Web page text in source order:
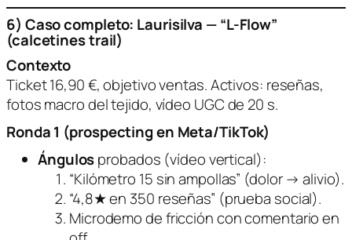
6) Caso completo: Laurisilva — “L-Flow”
(calcetines trail)
Contexto
Ticket 16,90 €, objetivo ventas. Activos: reseñas,
fotos macro del tejido, vídeo UGC de 20 s.
Ronda 1 (prospecting en Meta/TikTok)
Ángulosprobados (vídeo vertical):
“Kilómetro 15 sin ampollas” (dolor → alivio).
“4,8★ en 350 reseñas” (prueba social).
Microdemo de fricción con comentario en